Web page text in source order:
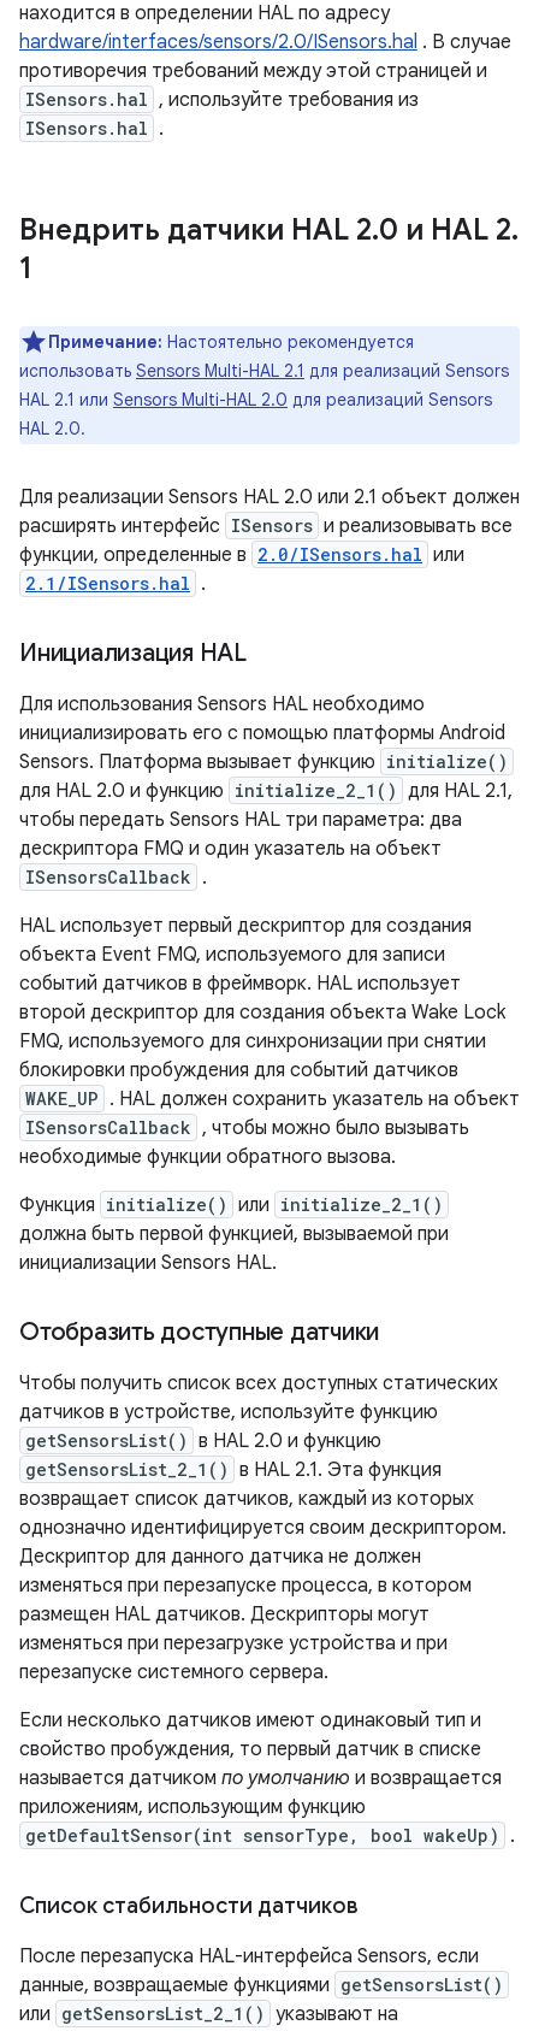
находится в определении HAL по адресу
hardware/interfaces/sensors/2.0/ISensors.hal . В случае
противоречия требований между этой страницей и
ISensors.hal , используйте требования из
ISensors.hal .
Внедрить датчики HAL 2.0 и HAL 2.
1
Примечание: Настоятельно рекомендуется
использовать Sensors Multi-HAL 2.1 для реализаций Sensors
HAL 2.1 или Sensors Multi-HAL 2.0 для реализаций Sensors
HAL 2.0.
Для реализации Sensors HAL 2.0 или 2.1 объект должен
расширять интерфейс ISensors и реализовывать все
функции, определенные в 2.0/ISensors.hal или
2.1/ISensors.hal .
Инициализация HAL
Для использования Sensors HAL необходимо
инициализировать его с помощью платформы Android
Sensors. Платформа вызывает функцию initialize()
для HAL 2.0 и функцию initialize_2_1() для HAL 2.1,
чтобы передать Sensors HAL три параметра: два
дескриптора FMQ и один указатель на объект
ISensorsCallback .
HAL использует первый дескриптор для создания
объекта Event FMQ, используемого для записи
событий датчиков в фреймворк. HAL использует
второй дескриптор для создания объекта Wake Lock
FMQ, используемого для синхронизации при снятии
блокировки пробуждения для событий датчиков
WAKE_UP . HAL должен сохранить указатель на объект
ISensorsCallback , чтобы можно было вызывать
необходимые функции обратного вызова.
Функция initialize() или initialize_2_1()
должна быть первой функцией, вызываемой при
инициализации Sensors HAL.
Отобразить доступные датчики
Чтобы получить список всех доступных статических
датчиков в устройстве, используйте функцию
getSensorsList() в HAL 2.0 и функцию
getSensorsList_2_1() в HAL 2.1. Эта функция
возвращает список датчиков, каждый из которых
однозначно идентифицируется своим дескриптором.
Дескриптор для данного датчика не должен
изменяться при перезапуске процесса, в котором
размещен HAL датчиков. Дескрипторы могут
изменяться при перезагрузке устройства и при
перезапуске системного сервера.
Если несколько датчиков имеют одинаковый тип и
свойство пробуждения, то первый датчик в списке
называется датчиком по умолчанию и возвращается
приложениям, использующим функцию
getDefaultSensor(int sensorType, bool wakeUp) .
Список стабильности датчиков
После перезапуска HAL-интерфейса Sensors, если
данные, возвращаемые функциями getSensorsList()
или getSensorsList_2_1() указывают на